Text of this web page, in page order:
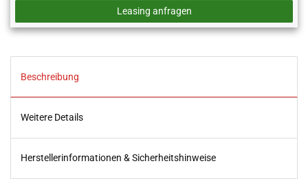
Leasing anfragen
Beschreibung
Weitere Details
Herstellerinformationen & Sicherheitshinweise